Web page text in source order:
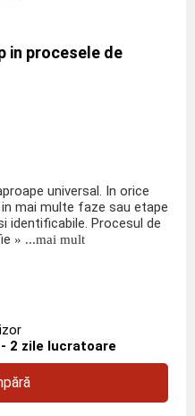
in procesele de
universal. In orice
mai multe faze sau etape
identificabile. Procesul de
» ...mai mult
2 zile lucratoare